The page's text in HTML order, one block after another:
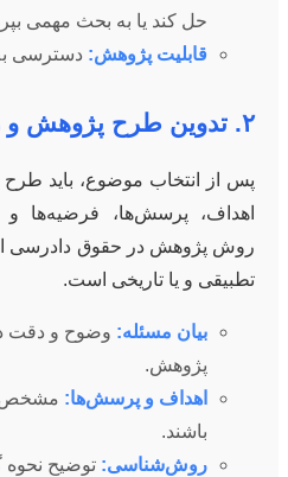
حل کند یا به بحث مهمی
قابلیت پژوهش: دسترسی به
۲. تدوین طرح پژوهش و روش‌شناسی
پس از انتخاب موضوع، باید
اهداف، پرسش‌ها، فرضیه‌ها
روش پژوهش در حقوق دادرسی
تطبیقی و یا تاریخی است.
بیان مسئله: وضوح و دقت
پژوهش.
اهداف و پرسش‌ها: مشخص
باشند.
روش‌شناسی: توضیح نحوه